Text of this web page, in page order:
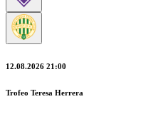
12.08.2026 21:00
Trofeo Teresa Herrera